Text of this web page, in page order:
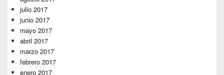
julio 2017
junio 2017
mayo 2017
abril 2017
marzo 2017
febrero 2017
enero 2017